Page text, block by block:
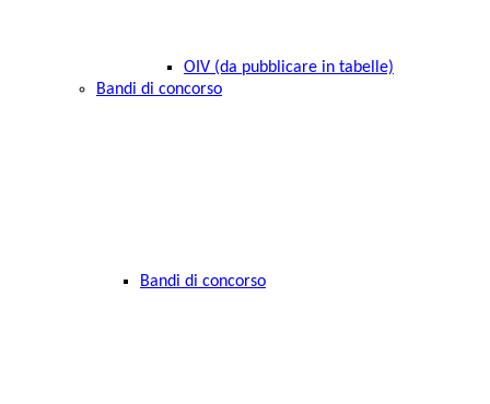
OIV (da pubblicare in tabelle)
Bandi di concorso
Bandi di concorso